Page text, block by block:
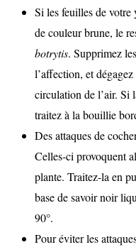
Si les feuilles de votre
de couleur brune, le
botrytis. Supprimez
l’affection, et
circulation de l’air. Si
traitez à la bouillie
Des attaques de
Celles-ci provoquent
plante. Traitez-la en
base de savoir noir
90°.
Pour éviter les